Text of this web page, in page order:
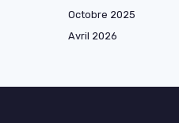
Octobre 2025
Avril 2026